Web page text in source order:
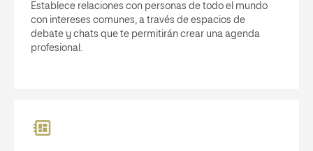
Establece relaciones con personas de todo el mundo
con intereses comunes, a través de espacios de
debate y chats que te permitirán crear una agenda
profesional.